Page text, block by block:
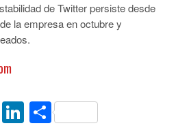
de Twitter persiste desde
la empresa en octubre y
GmailLinkedIn
Compartir